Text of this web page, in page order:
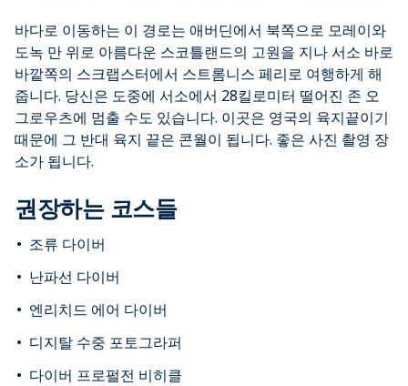
바다로 이동하는 이 경로는 애버딘에서 북쪽으로 모레이와
도녹 만 위로 아름다운 스코틀랜드의 고원을 지나 서소 바로
바깥쪽의 스크랩스터에서 스트롬니스 페리로 여행하게 해
줍니다. 당신은 도중에 서소에서 28킬로미터 떨어진 존 오
그로우츠에 멈출 수도 있습니다. 이곳은 영국의 육지끝이기
때문에 그 반대 육지 끝은 콘월이 됩니다. 좋은 사진 촬영 장
소가 됩니다.
권장하는 코스들
조류 다이버
난파선 다이버
엔리치드 에어 다이버
디지탈 수중 포토그라퍼
다이버 프로펄전 비히클